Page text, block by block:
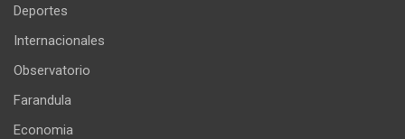
Deportes
Internacionales
Observatorio
Farandula
Economia